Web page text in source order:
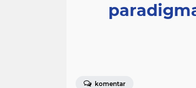
komentar